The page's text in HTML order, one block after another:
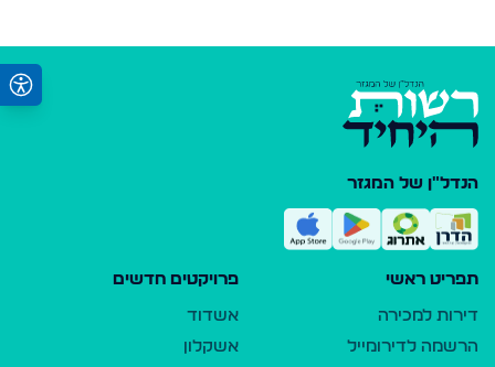
הנדל"ן של המגזר
תפריט ראשי
דירות למכירה
הרשמה לדירומייל
פרויקטים חדשים
אשדוד
אשקלון